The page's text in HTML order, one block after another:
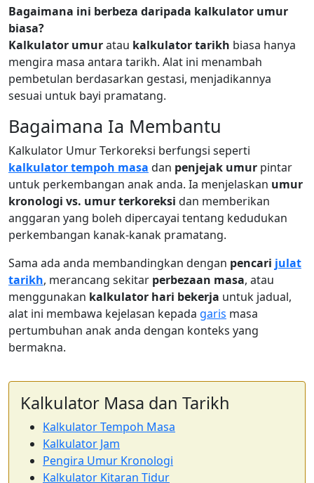
Bagaimana ini berbeza daripada kalkulator umur
biasa?
Kalkulator umuratau kalkulator tarikh biasa hanya
mengira masa antara tarikh. Alat ini menambah
pembetulan berdasarkan gestasi, menjadikannya
sesuai untuk bayi pramatang.
Bagaimana Ia Membantu
Kalkulator Umur Terkoreksi berfungsi seperti
kalkulator tempoh masa dan penjejak umur pintar
untuk perkembangan anak anda. Ia menjelaskan umur
kronologi vs. umur terkoreksi dan memberikan
anggaran yang boleh dipercayai tentang kedudukan
perkembangan kanak-kanak pramatang.
Sama ada anda membandingkan dengan pencari julat
tarikh, merancang sekitar perbezaan masa, atau
menggunakan kalkulator hari bekerja untuk jadual,
alat ini membawa kejelasan kepada garis masa
pertumbuhan anak anda dengan konteks yang
bermakna.
Kalkulator Masa dan Tarikh
Kalkulator Tempoh Masa
Kalkulator Jam
Pengira Umur Kronologi
Kalkulator Kitaran Tidur